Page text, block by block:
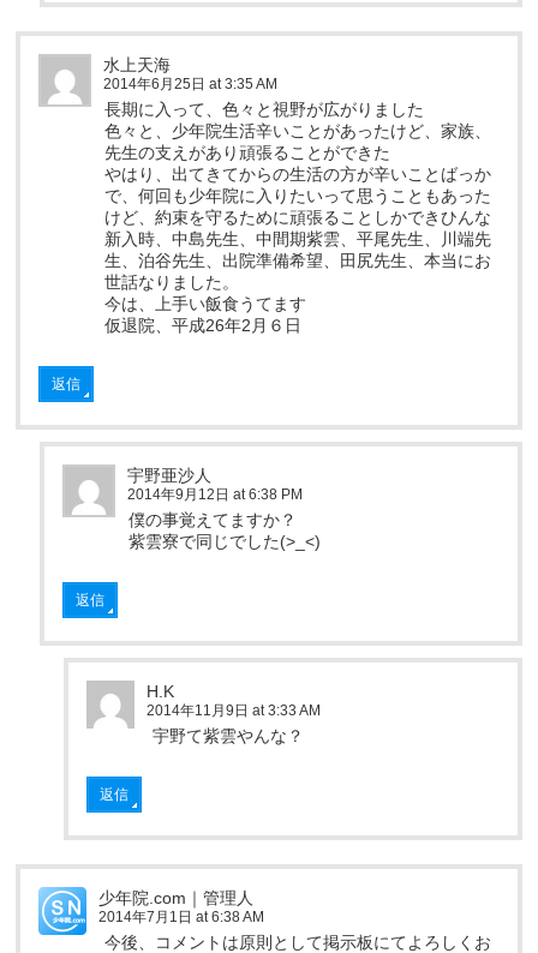
水上天海
2014年6月25日 at 3:35 AM
長期に入って、色々と視野が広がりました
色々と、少年院生活辛いことがあったけど、家族、
先生の支えがあり頑張ることができた
やはり、出てきてからの生活の方が辛いことばっか
で、何回も少年院に入りたいって思うこともあった
けど、約束を守るために頑張ることしかできひんな
新入時、中島先生、中間期紫雲、平尾先生、川端先
生、泊谷先生、出院準備希望、田尻先生、本当にお
世話なりました。
今は、上手い飯食うてます
仮退院、平成26年2月６日
返信
宇野亜沙人
2014年9月12日 at 6:38 PM
僕の事覚えてますか？
紫雲寮で同じでした(>_<)
返信
H.K
2014年11月9日 at 3:33 AM
宇野て紫雲やんな？
返信
少年院.com｜管理人
2014年7月1日 at 6:38 AM
今後、コメントは原則として掲示板にてよろしくお